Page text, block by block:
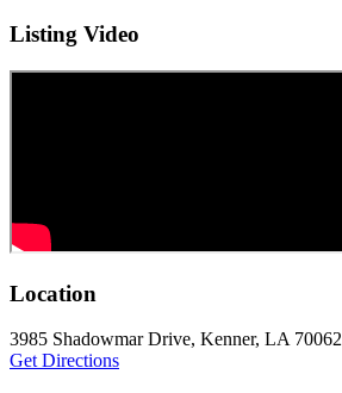
Listing Video
Location
3985 Shadowmar Drive, Kenner, LA 70062
Get Directions